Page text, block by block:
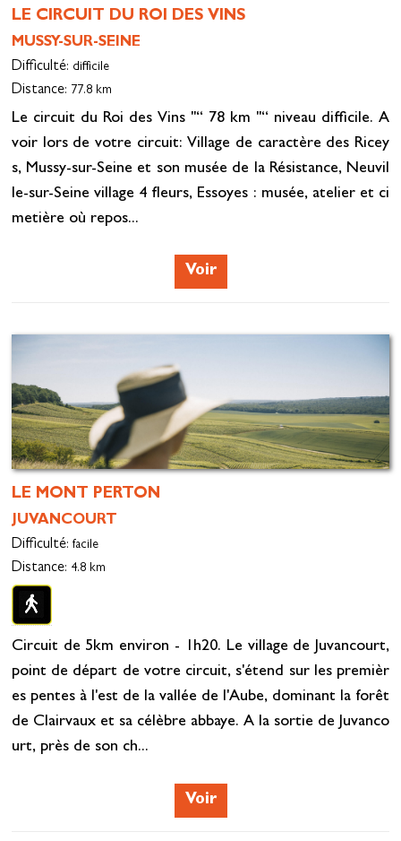
LE CIRCUIT DU ROI DES VINS
MUSSY-SUR-SEINE
Difficulté: difficile
Distance: 77.8 km
Le circuit du Roi des Vins "“ 78 km "“ niveau difficile. A
voir lors de votre circuit: Village de caractère des Ricey
s, Mussy-sur-Seine et son musée de la Résistance, Neuvil
le-sur-Seine village 4 fleurs, Essoyes : musée, atelier et ci
metière où repos...
Voir
LE MONT PERTON
JUVANCOURT
Difficulté: facile
Distance: 4.8 km
Circuit de 5km environ - 1h20. Le village de Juvancourt,
point de départ de votre circuit, s'étend sur les premièr
es pentes à l'est de la vallée de l'Aube, dominant la forêt
de Clairvaux et sa célèbre abbaye. A la sortie de Juvanco
urt, près de son ch...
Voir